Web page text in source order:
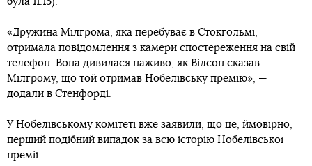
«Дружина Мілгрома, яка перебуває в Стокгольмі,
отримала повідомлення з камери спостереження на свій
телефон. Вона дивилася наживо, як Вілсон сказав
Мілгрому, що той отримав Нобелівську премію», —
додали в Стенфорді.
У Нобелівському комітеті вже заявили, що це, ймовірно,
перший подібний випадок за всю історію Нобелівської
премії.